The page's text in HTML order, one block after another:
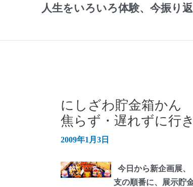
人生をいろいろ体験、今振り
にしざわ貯金箱かん
焦らず・遅れずに行
2009年1月3日
今日から新企画展
支の順番に、展示貯